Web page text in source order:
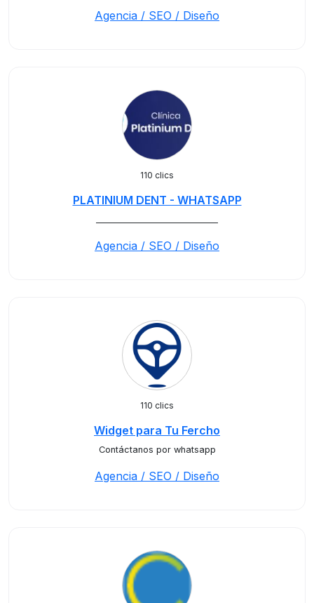
Agencia / SEO / Diseño
110 clics
PLATINIUM DENT - WHATSAPP
Agencia / SEO / Diseño
110 clics
Widget para Tu Fercho
Contáctanos por whatsapp
Agencia / SEO / Diseño